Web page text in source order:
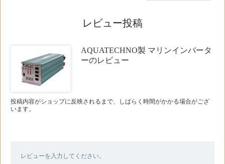
レビュー投稿
AQUATECHNO製 マリンインバータ
ーのレビュー
投稿内容がショップに反映されるまで、しばらく時間がかかる場合がござ
います。
レビューを入力してください。